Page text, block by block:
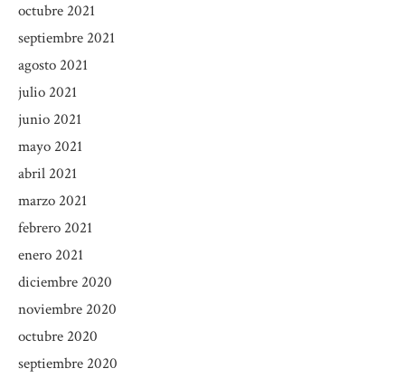
octubre 2021
septiembre 2021
agosto 2021
julio 2021
junio 2021
mayo 2021
abril 2021
marzo 2021
febrero 2021
enero 2021
diciembre 2020
noviembre 2020
octubre 2020
septiembre 2020